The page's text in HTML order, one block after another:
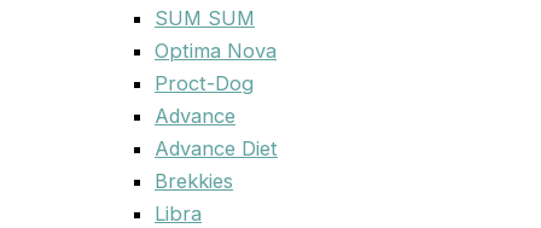
SUM SUM
Optima Nova
Proct-Dog
Advance
Advance Diet
Brekkies
Libra